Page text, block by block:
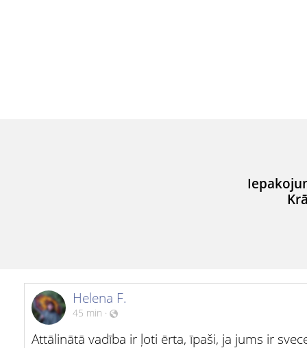
Helena F.
45 min ·
Attālinātā vadība ir ļoti ērta, īpaši, ja jums ir